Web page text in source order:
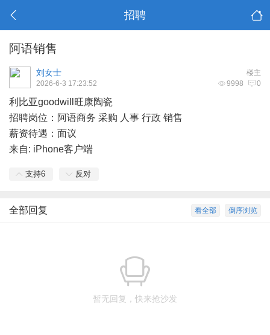
招聘
阿语销售
楼主
刘女士
9998 0
2026-6-3 17:23:52
利比亚goodwill旺康陶瓷
招聘岗位：阿语商务 采购 人事 行政 销售
薪资待遇：面议
来自: iPhone客户端
支持6 反对
倒序浏览
看全部
全部回复
暂无回复，快来抢沙发